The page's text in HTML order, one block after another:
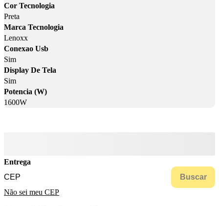
Cor Tecnologia
Preta
Marca Tecnologia
Lenoxx
Conexao Usb
Sim
Display De Tela
Sim
Potencia (W)
1600W
Entrega
Buscar
Não sei meu CEP